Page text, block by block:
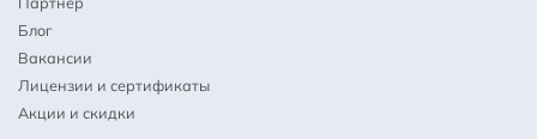
Блог
Вакансии
Лицензии и сертификаты
Акции и скидки